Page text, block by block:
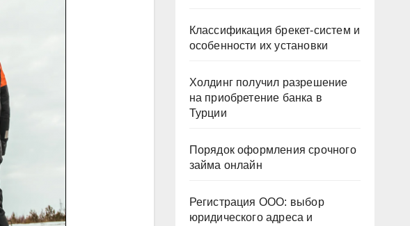
Классификация брекет-систем и
особенности их установки
Холдинг получил разрешение
на приобретение банка в
Турции
Порядок оформления срочного
займа онлайн
Регистрация ООО: выбор
юридического адреса и